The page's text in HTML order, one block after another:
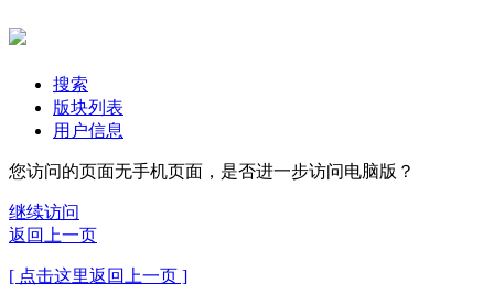
搜索
版块列表
用户信息
您访问的页面无手机页面，是否进一步访问电脑版？
继续访问
返回上一页
[ 点击这里返回上一页 ]